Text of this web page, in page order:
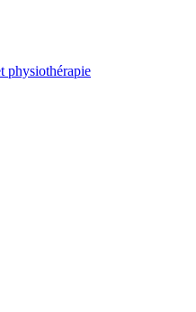
physiothérapie